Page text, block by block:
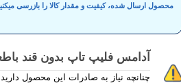
محصول ارسال شده، کیفیت و مقدار کالا را بازرسی
آدامس فلیپ تاپ بدون قند